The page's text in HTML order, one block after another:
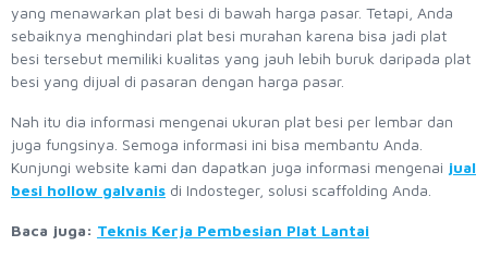
yang menawarkan plat besi di bawah harga pasar. Tetapi, Anda
sebaiknya menghindari plat besi murahan karena bisa jadi plat
besi tersebut memiliki kualitas yang jauh lebih buruk daripada plat
besi yang dijual di pasaran dengan harga pasar.
Nah itu dia informasi mengenai ukuran plat besi per lembar dan
juga fungsinya. Semoga informasi ini bisa membantu Anda.
Kunjungi website kami dan dapatkan juga informasi mengenai jual
besi hollow galvanis di Indosteger, solusi scaffolding Anda.
Baca juga: Teknis Kerja Pembesian Plat Lantai